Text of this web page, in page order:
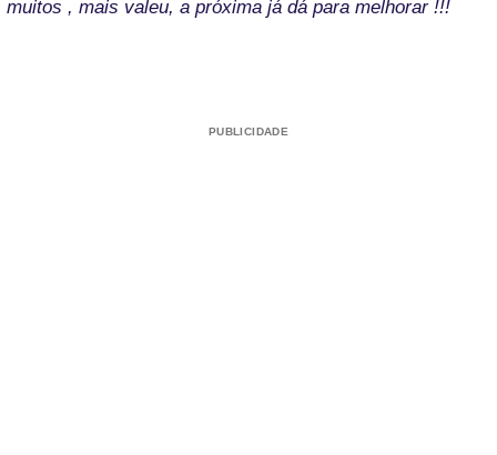
muitos , mais valeu, a próxima já dá para melhorar !!!
PUBLICIDADE